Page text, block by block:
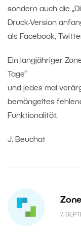
sondern auch die
Druck-Version
als Facebook,
Ein langjähriger
Tage“
und jedes mal
bemängeltes
Funktionalität.
J. Beuchat
7.